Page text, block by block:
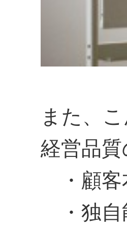
また、
経営品
・顧客
・独自